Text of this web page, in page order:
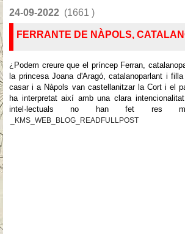
24-09-2022 (1661 )
FERRANTE DE NÀPOLS,
¿Podem creure que el príncep Ferran,
la princesa Joana d'Aragó, catalanoparlant i
casar i a Nàpols van castellanitzar la Cort i el
ha interpretat així amb una clara
intel·lectuals no han fet res
_KMS_WEB_BLOG_READFULLPOST